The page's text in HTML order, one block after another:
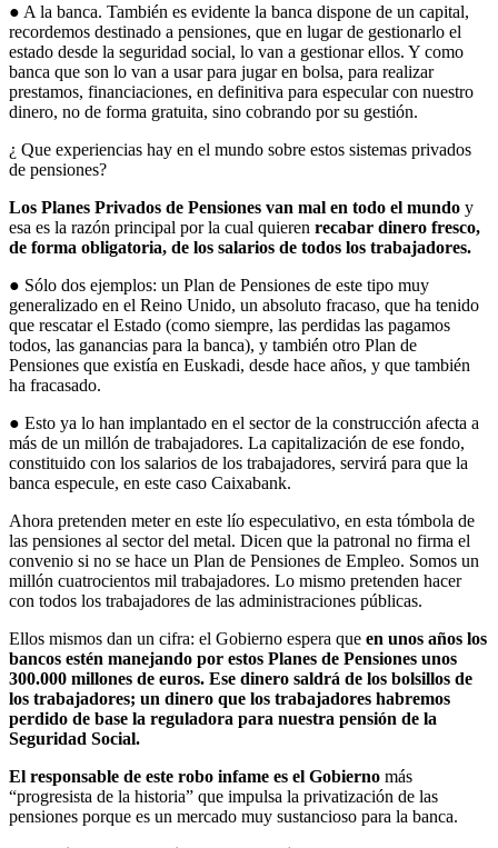
● A la banca. También es evidente la banca dispone de un capital,
recordemos destinado a pensiones, que en lugar de gestionarlo el
estado desde la seguridad social, lo van a gestionar ellos. Y como
banca que son lo van a usar para jugar en bolsa, para realizar
prestamos, financiaciones, en definitiva para especular con nuestro
dinero, no de forma gratuita, sino cobrando por su gestión.
¿ Que experiencias hay en el mundo sobre estos sistemas privados
de pensiones?
Los Planes Privados de Pensiones van mal en todo el mundo y
esa es la razón principal por la cual quieren recabar dinero fresco,
de forma obligatoria, de los salarios de todos los trabajadores.
● Sólo dos ejemplos: un Plan de Pensiones de este tipo muy
generalizado en el Reino Unido, un absoluto fracaso, que ha tenido
que rescatar el Estado (como siempre, las perdidas las pagamos
todos, las ganancias para la banca), y también otro Plan de
Pensiones que existía en Euskadi, desde hace años, y que también
ha fracasado.
● Esto ya lo han implantado en el sector de la construcción afecta a
más de un millón de trabajadores. La capitalización de ese fondo,
constituido con los salarios de los trabajadores, servirá para que la
banca especule, en este caso Caixabank.
Ahora pretenden meter en este lío especulativo, en esta tómbola de
las pensiones al sector del metal. Dicen que la patronal no firma el
convenio si no se hace un Plan de Pensiones de Empleo. Somos un
millón cuatrocientos mil trabajadores. Lo mismo pretenden hacer
con todos los trabajadores de las administraciones públicas.
Ellos mismos dan un cifra: el Gobierno espera que en unos años los
bancos estén manejando por estos Planes de Pensiones unos
300.000 millones de euros. Ese dinero saldrá de los bolsillos de
los trabajadores; un dinero que los trabajadores habremos
perdido de base la reguladora para nuestra pensión de la
Seguridad Social.
El responsable de este robo infame es el Gobierno más
“progresista de la historia” que impulsa la privatización de las
pensiones porque es un mercado muy sustancioso para la banca.